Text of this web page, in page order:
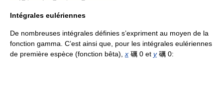
Intégrales eulériennes
De nombreuses intégrales définies s’expriment au moyen de la
fonction gamma. C’est ainsi que, pour les intégrales eulériennes
de première espèce (fonction bêta), x 礪 0 et y礪 0: